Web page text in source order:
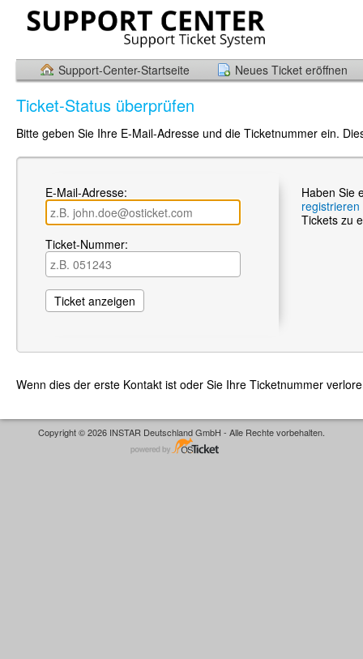
Support-Center-Startseite Neues Ticket eröffnen
Ticket-Status überprüfen
Bitte geben Sie Ihre E-Mail-Adresse und die Ticketnummer ein.
E-Mail-Adresse:
Ticket-Nummer:
Haben Sie
Tickets zu
Wenn dies der erste Kontakt ist oder Sie Ihre Ticketnummer
Copyright © 2026 INSTAR Deutschland GmbH - Alle Rechte vorbehalten.